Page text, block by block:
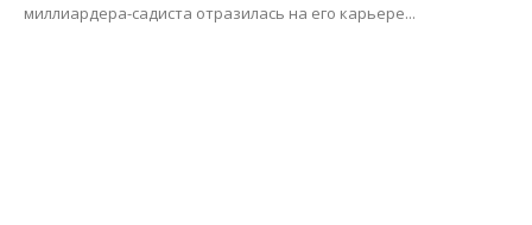
миллиардера-садиста отразилась на его карьере...